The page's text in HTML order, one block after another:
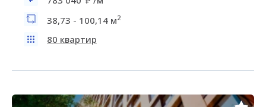
38,73 - 100,14 м2
80 квартир